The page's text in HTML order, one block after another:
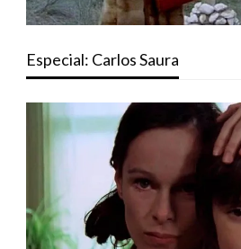
Especial: Carlos Saura